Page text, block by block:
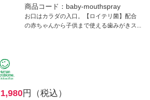
商品コード：baby-mouthspray
お口はカラダの入口。【ロイテリ菌】配合
の赤ちゃんから子供まで使える歯みがきス...
1,980円（税込）